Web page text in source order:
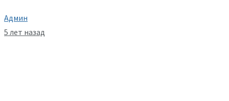
Админ
5 лет назад